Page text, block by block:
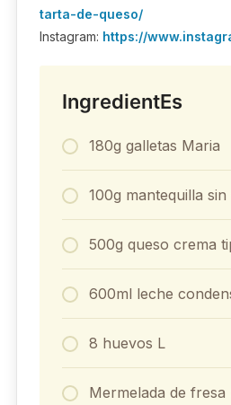
tarta-de-queso/
Instagram: https://
IngredientEs
180g galletas Maria
100g mantequilla sin
500g queso crema
600ml leche
8 huevos L
Mermelada de fresa